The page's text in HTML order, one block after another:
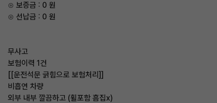
⊙ 보증금 : 0 원
⊙ 선납금 : 0 원
무사고
보험이력 1건
[[운전석문 긁힘으로 보험처리]]
비흡연 차량
외부 내부 깔끔하고 (휠포함 흠집x)